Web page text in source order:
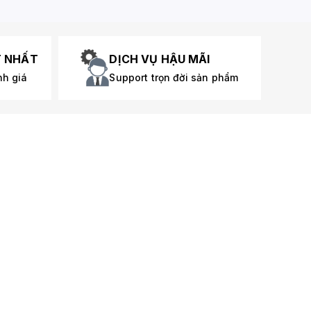
NHẤT
giá
DỊCH VỤ HẬU MÃI
Support trọn đời sản phẩm